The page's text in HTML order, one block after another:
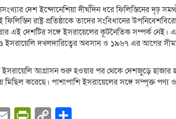
দেশ ইন্দোনেশিয়া দীর্ঘদিন ধরে ফিলিস্তিনের দৃঢ়
রাষ্ট্র প্রতিষ্ঠাকে তাদের সংবিধানের
এই দেশটির সঙ্গে ইসরায়েলের কূটনৈতিক সম্পর্ক নেই।
ইসরায়েলি দখলদারিত্বের অবসান ও ১৯৬৭ এর আগের
আগ্রাসন শুরু হওয়ার পর থেকে দেশজুড়ে হাজার
মিছিল করেছে। পাশাপাশি ইসরায়েলের সঙ্গে সম্পৃক্ত